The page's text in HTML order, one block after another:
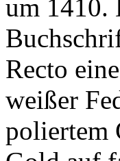
um 1410.
Recto
weißer
poliertem